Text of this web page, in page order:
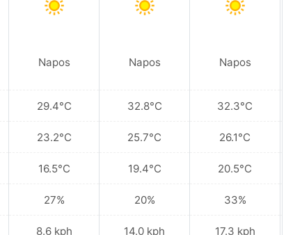
Napos
29.4°C
23.2°C
16.5°C
27%
8.6 kph
Napos
32.8°C
25.7°C
19.4°C
20%
14.0 kph
Napos
32.3°C
26.1°C
20.5°C
33%
17.3 kph